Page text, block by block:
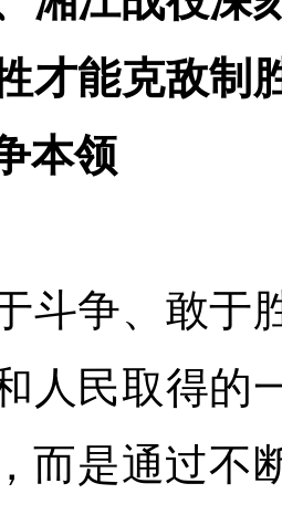
才能克敌制
本领
争、敢于胜
人民取得的
而是通过不